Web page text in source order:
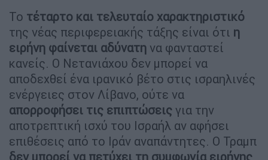
Το τέταρτο και τελευταίο χαρακτηριστικό
της νέας περιφερειακής τάξης είναι ότι η
ειρήνη φαίνεται αδύνατη να φανταστεί
κανείς. Ο Νετανιάχου δεν μπορεί να
αποδεχθεί ένα ιρανικό βέτο στις ισραηλινές
ενέργειες στον Λίβανο, ούτε να
απορροφήσει τις επιπτώσεις για την
αποτρεπτική ισχύ του Ισραήλ αν αφήσει
επιθέσεις από το Ιράν αναπάντητες. Ο Τραμπ
δεν μπορεί να πετύχει τη συμφωνία ειρήνης